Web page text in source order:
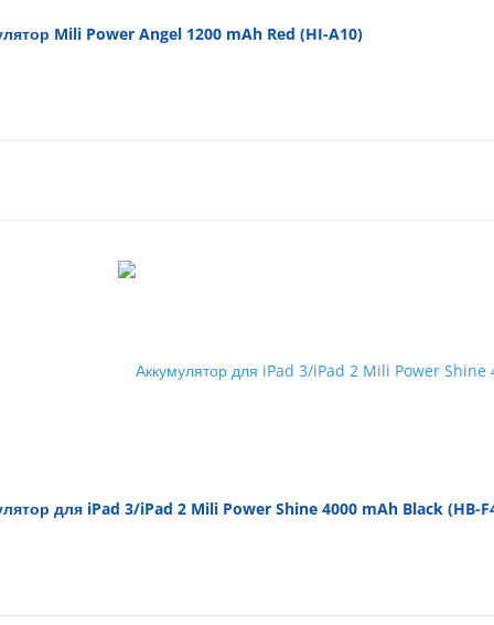
Mili Power Angel 1200 mAh Red (HI-A10)
для iPad 3/iPad 2 Mili Power Shine 4000 mAh Black (HB-